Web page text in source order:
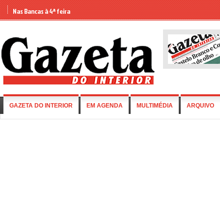
Nas Bancas à 4ª feira
GAZETA DO INTERIOR EM AGENDA MULTIMÉDIA ARQUIVO